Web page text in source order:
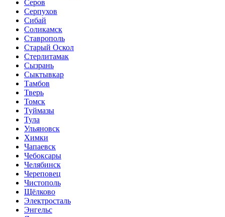
Серов
Серпухов
Сибай
Соликамск
Ставрополь
Старый Оскол
Стерлитамак
Сызрань
Сыктывкар
Тамбов
Тверь
Томск
Туймазы
Тула
Ульяновск
Химки
Чапаевск
Чебоксары
Челябинск
Череповец
Чистополь
Щёлково
Электросталь
Энгельс